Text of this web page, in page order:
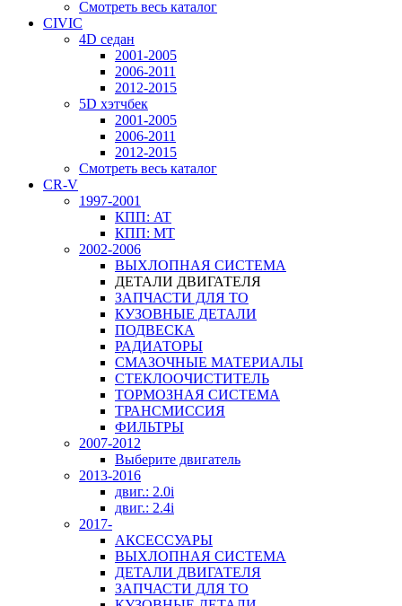
Смотреть весь каталог
CIVIC
4D седан
2001-2005
2006-2011
2012-2015
5D хэтчбек
2001-2005
2006-2011
2012-2015
Смотреть весь каталог
CR-V
1997-2001
КПП: AT
КПП: MT
2002-2006
ВЫХЛОПНАЯ СИСТЕМА
ДЕТАЛИ ДВИГАТЕЛЯ
ЗАПЧАСТИ ДЛЯ ТО
КУЗОВНЫЕ ДЕТАЛИ
ПОДВЕСКА
РАДИАТОРЫ
СМАЗОЧНЫЕ МАТЕРИАЛЫ
СТЕКЛООЧИСТИТЕЛЬ
ТОРМОЗНАЯ СИСТЕМА
ТРАНСМИССИЯ
ФИЛЬТРЫ
2007-2012
Выберите двигатель
2013-2016
двиг.: 2.0i
двиг.: 2.4i
2017-
АКСЕССУАРЫ
ВЫХЛОПНАЯ СИСТЕМА
ДЕТАЛИ ДВИГАТЕЛЯ
ЗАПЧАСТИ ДЛЯ ТО